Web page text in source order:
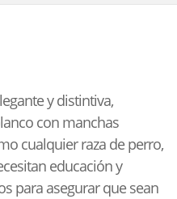
y distintiva,
con manchas
cualquier raza de perro,
educación y
para asegurar que sean